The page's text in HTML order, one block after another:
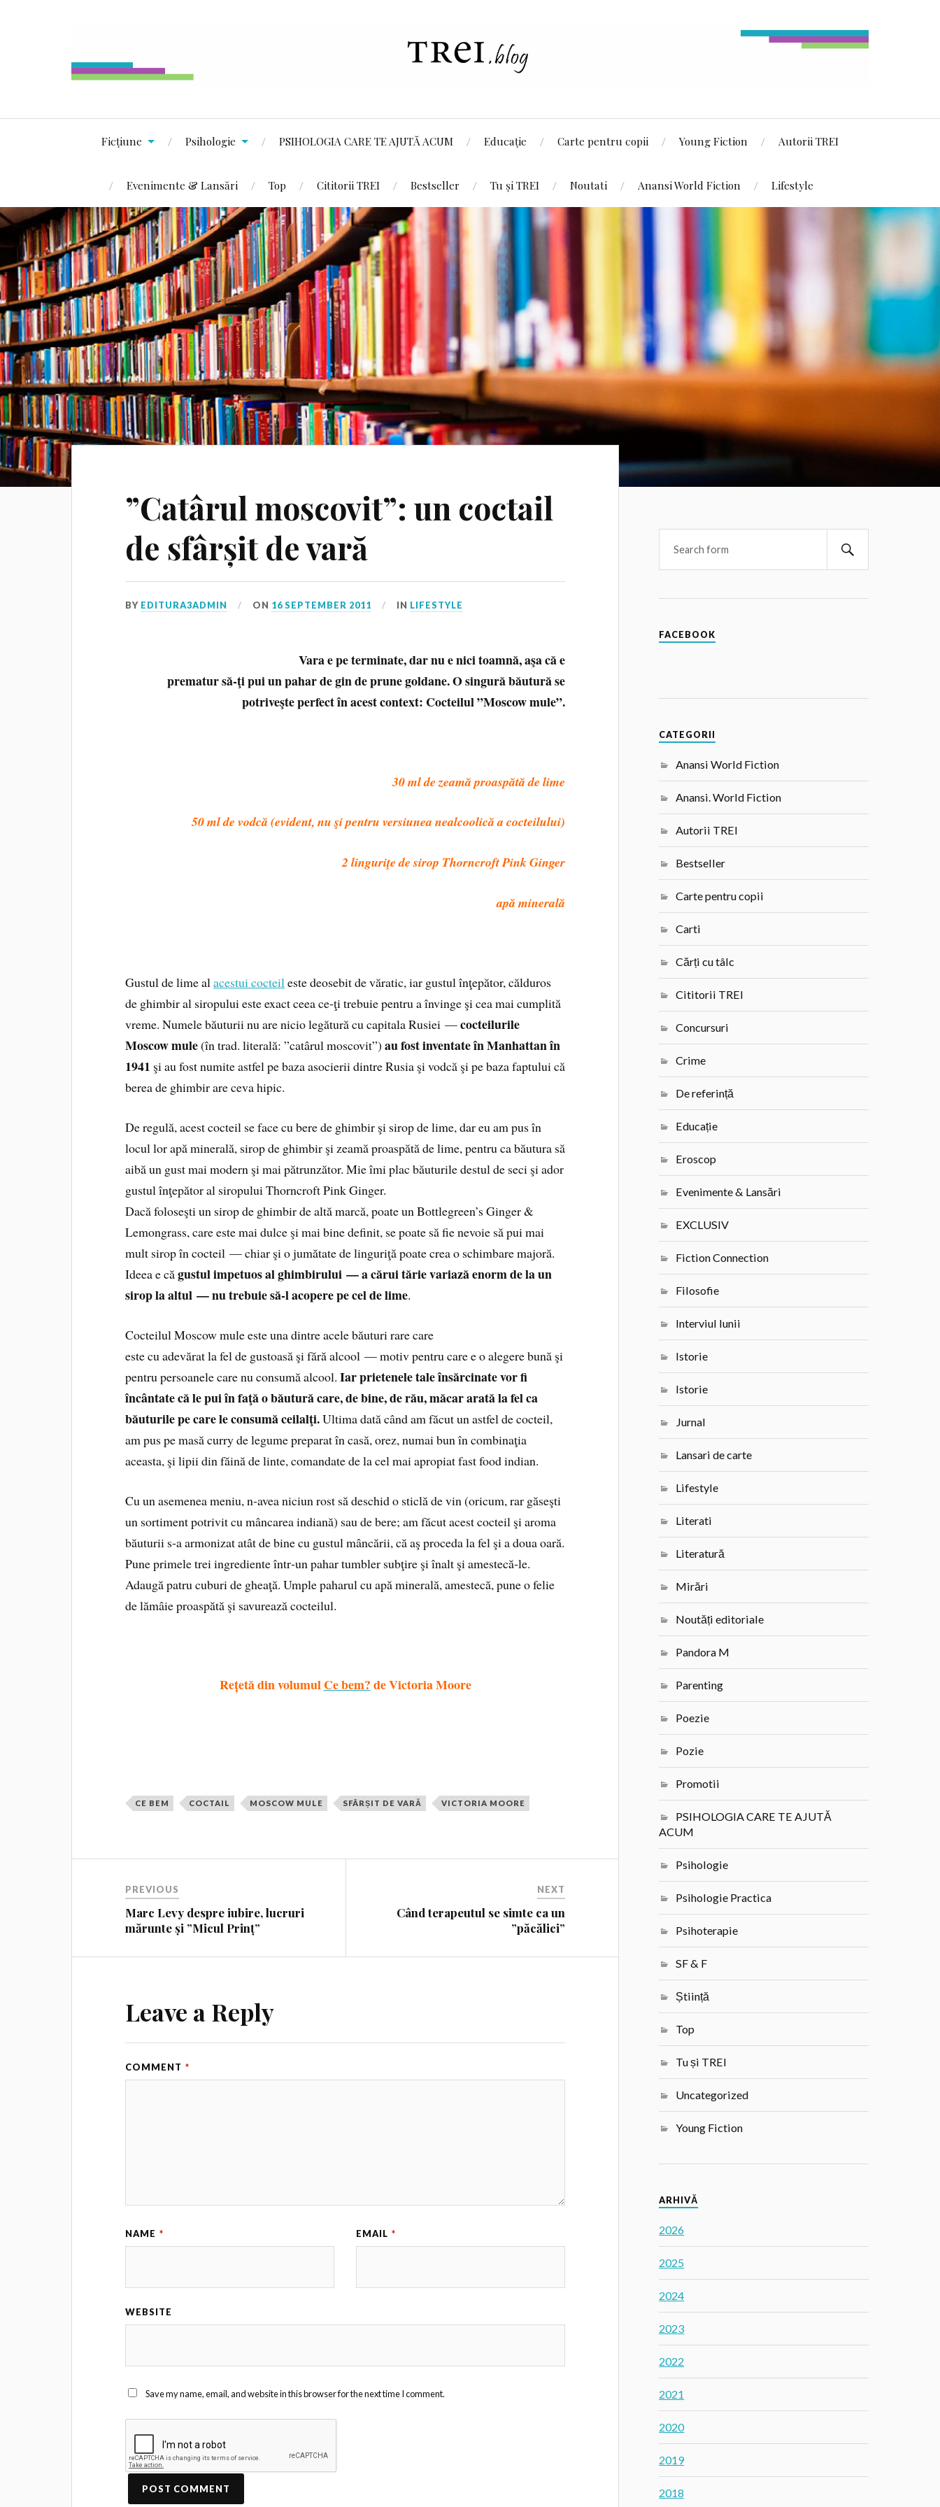
Ficțiune Psihologie PSIHOLOGIA CARE TE AJUTĂ ACUM Educație Carte pentru copii Young Fiction Autorii TREI
Evenimente & Lansări Top Cititorii TREI Bestseller Tu și TREI Noutati Anansi World Fiction Lifestyle
”Catârul moscovit”: un coctail
de sfârșit de vară
BY EDITURA3ADMIN ON 16 SEPTEMBER 2011 IN LIFESTYLE
Vara e pe terminate, dar nu e nici toamnă, aşa că e
prematur să‑ţi pui un pahar de gin de prune goldane. O singură băutură se
potriveşte perfect în acest context: Cocteilul ”Moscow mule”.
30 ml de zeamă proaspătă de lime
50 ml de vodcă (evident, nu şi pentru versiunea nealcoolică a cocteilului)
2 linguriţe de sirop Thorncroft Pink Ginger
apă minerală
Gustul de lime alacestui cocteileste deosebit de văratic, iar gustul înţepător, călduros
de ghimbir al siropului este exact ceea ce‑ţi trebuie pentru a învinge şi cea mai cumplită
vreme. Numele băuturii nu are nicio legătură cu capitala Rusiei —cocteilurile
Moscow mule(în trad. literală: ”catârul moscovit”) au fost inventate în Manhattan în
1941 şi au fost numite astfel pe baza asocierii dintre Rusia şi vodcă şi pe baza faptului că
berea de ghimbir are ceva hipic.
De regulă, acest cocteil se face cu bere de ghimbir şi sirop de lime, dar eu am pus în
locul lor apă minerală, sirop de ghimbir şi zeamă proaspătă de lime, pentru ca băutura să
aibă un gust mai modern şi mai pătrunzător. Mie îmi plac băuturile destul de seci şi ador
gustul înţepător al siropului Thorncroft Pink Ginger.
Dacă foloseşti un sirop de ghimbir de altă marcă, poate un Bottlegreen’s Ginger &
Lemongrass, care este mai dulce şi mai bine definit, se poate să fie nevoie să pui mai
mult sirop în cocteil — chiar şi o jumătate de linguriţă poate crea o schimbare majoră.
Ideea e căgustul impetuos al ghimbirului — a cărui tărie variază enorm de la un
sirop la altul — nu trebuie să‑l acopere pe cel de lime.
Cocteilul Moscow mule este una dintre acele băuturi rare care
este cu adevărat la fel de gustoasă şi fără alcool — motiv pentru care e o alegere bună şi
pentru persoanele care nu consumă alcool.Iar prietenele tale însărcinate vor fi
încântate că le pui în faţă o băutură care, de bine, de rău, măcar arată la fel ca
băuturile pe care le consumă ceilalţi.Ultima dată când am făcut un astfel de cocteil,
am pus pe masă curry de legume preparat în casă, orez, numai bun în combinaţia
aceasta, şi lipii din făină de linte, comandate de la cel mai apropiat fast food indian.
Cu un asemenea meniu, n‑avea niciun rost să deschid o sticlă de vin (oricum, rar găseşti
un sortiment potrivit cu mâncarea indiană) sau de bere; am făcut acest cocteil şi aroma
băuturii s‑a armonizat atât de bine cu gustul mâncării, că aş proceda la fel şi a doua oară.
Pune primele trei ingrediente într‑un pahar tumbler subţire şi înalt şi amestecă‑le.
Adaugă patru cuburi de gheaţă. Umple paharul cu apă minerală, amestecă, pune o felie
de lămâie proaspătă şi savurează cocteilul.
Rețetă din volumulCe bem?de Victoria Moore
CE BEM COCTAIL MOSCOW MULE SFÂRȘIT DE VARĂ VICTORIA MOORE
PREVIOUS
Marc Levy despre iubire, lucruri
mărunte și ”Micul Prinț”
NEXT
Când terapeutul se simte ca un
”păcălici”
Leave a Reply
COMMENT *
NAME * EMAIL *
WEBSITE
Save my name, email, and website in this browser for the next time I comment.
FACEBOOK
CATEGORII
Anansi World Fiction
Anansi. World Fiction
Autorii TREI
Bestseller
Carte pentru copii
Carti
Cărți cu tâlc
Cititorii TREI
Concursuri
Crime
De referință
Educație
Eroscop
Evenimente & Lansări
EXCLUSIV
Fiction Connection
Filosofie
Interviul lunii
Istorie
Istorie
Jurnal
Lansari de carte
Lifestyle
Literati
Literatură
Mirări
Noutăți editoriale
Pandora M
Parenting
Poezie
Pozie
Promotii
PSIHOLOGIA CARE TE AJUTĂ
ACUM
Psihologie
Psihologie Practica
Psihoterapie
SF & F
Știință
Top
Tu și TREI
Uncategorized
Young Fiction
ARHIVĂ
2026
2025
2024
2023
2022
2021
2020
2019
2018